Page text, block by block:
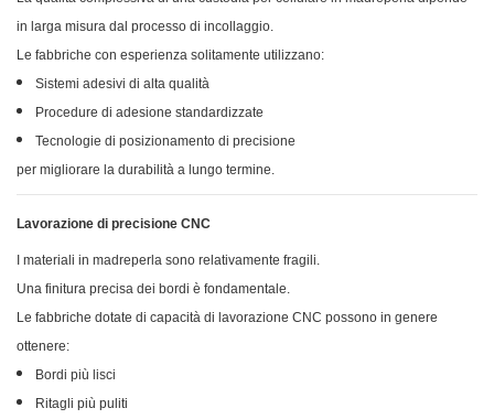
in larga misura dal processo di incollaggio.
Le fabbriche con esperienza solitamente utilizzano:
Sistemi adesivi di alta qualità
Procedure di adesione standardizzate
Tecnologie di posizionamento di precisione
per migliorare la durabilità a lungo termine.
Lavorazione di precisione CNC
I materiali in madreperla sono relativamente fragili.
Una finitura precisa dei bordi è fondamentale.
Le fabbriche dotate di capacità di lavorazione CNC possono in genere
ottenere:
Bordi più lisci
Ritagli più puliti